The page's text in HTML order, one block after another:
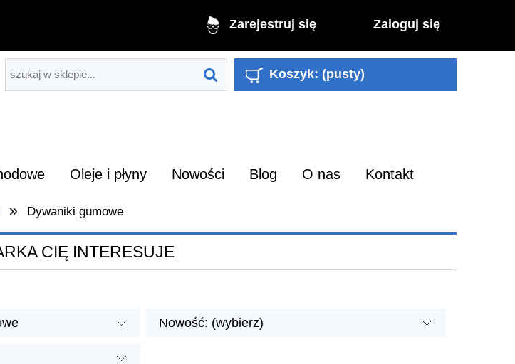
Zarejestruj się Zaloguj się
Koszyk: (pusty)
Oleje i płyny Nowości Blog O nas Kontakt
» Dywaniki gumowe
CIĘ INTERESUJE
Nowość: (wybierz)